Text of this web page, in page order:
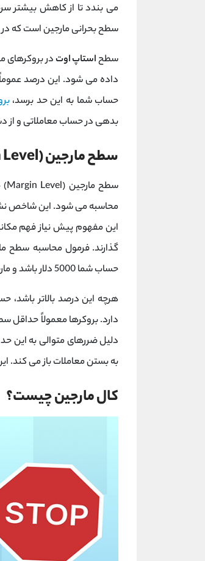
می‌ بندد تا از کاهش بیشتر
سطح بحرانی مارجین است که
سطحاستاپ اوتدر
حساب شما به این حد برسد،
بدهی در حساب معاملاتی و از
سطح مارجین (Margin Level) چیست؟
سطح مارجین (Margin Level) معیاری حیاتی در
محاسبه می ‌شود. این شاخص
حساب شما 5000 دلار باشد و مارجین استفاده ‌شده 1000 دلار، سطح مارجین شما 500% خواهد بود.
هرچه این درصد بالاتر باشد،
دلیل ضررهای متوالی به این
به بستن معاملات باز می کند.
کال مارجین چیست؟